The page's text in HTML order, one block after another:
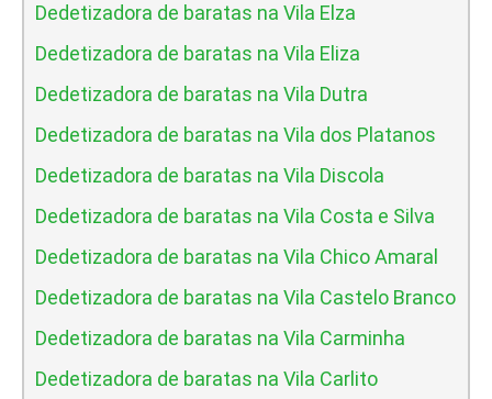
Dedetizadora de baratas na Vila Elza
Dedetizadora de baratas na Vila Eliza
Dedetizadora de baratas na Vila Dutra
Dedetizadora de baratas na Vila dos Platanos
Dedetizadora de baratas na Vila Discola
Dedetizadora de baratas na Vila Costa e Silva
Dedetizadora de baratas na Vila Chico Amaral
Dedetizadora de baratas na Vila Castelo Branco
Dedetizadora de baratas na Vila Carminha
Dedetizadora de baratas na Vila Carlito